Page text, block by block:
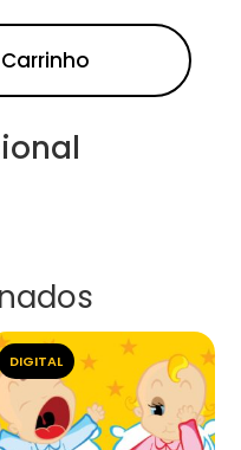
DIGITAL